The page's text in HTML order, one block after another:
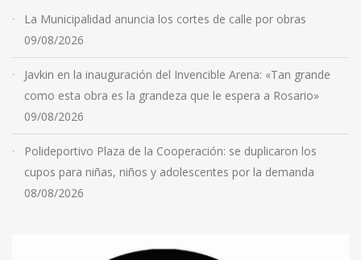
La Municipalidad anuncia los cortes de calle por obras
09/08/2026
Javkin en la inauguración del Invencible Arena: «Tan grande
como esta obra es la grandeza que le espera a Rosario»
09/08/2026
Polideportivo Plaza de la Cooperación: se duplicaron los
cupos para niñas, niños y adolescentes por la demanda
08/08/2026